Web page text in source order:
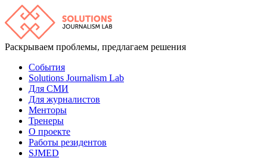
Раскрываем проблемы, предлагаем решения
События
Solutions Journalism Lab
Для СМИ
Для журналистов
Менторы
Тренеры
О проекте
Работы резидентов
SJMED